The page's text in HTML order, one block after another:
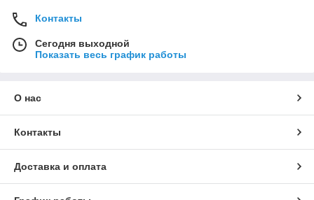
Контакты
Сегодня выходной
Показать весь график работы
О нас
Контакты
Доставка и оплата